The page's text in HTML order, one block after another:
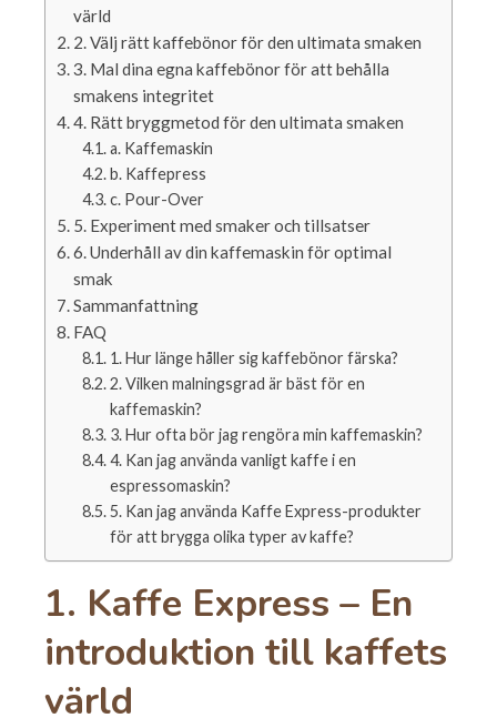
värld
2. Välj rätt kaffebönor för den ultimata smaken
3. Mal dina egna kaffebönor för att behålla
smakens integritet
4. Rätt bryggmetod för den ultimata smaken
a. Kaffemaskin
b. Kaffepress
c. Pour-Over
5. Experiment med smaker och tillsatser
6. Underhåll av din kaffemaskin för optimal
smak
Sammanfattning
FAQ
1. Hur länge håller sig kaffebönor färska?
2. Vilken malningsgrad är bäst för en
kaffemaskin?
3. Hur ofta bör jag rengöra min kaffemaskin?
4. Kan jag använda vanligt kaffe i en
espressomaskin?
5. Kan jag använda Kaffe Express-produkter
för att brygga olika typer av kaffe?
1. Kaffe Express – En
introduktion till kaffets
värld